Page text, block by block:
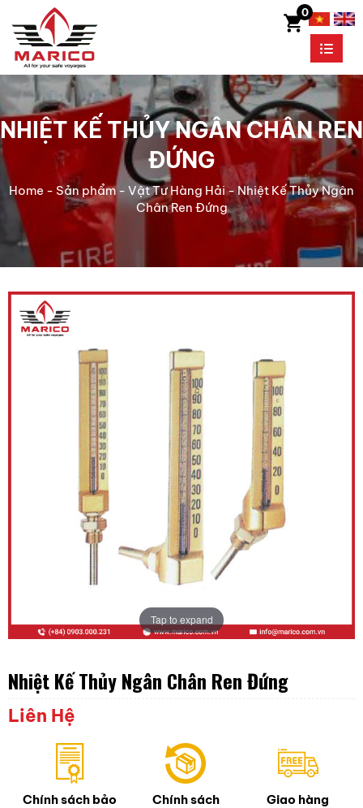
0
NHIỆT KẾ THỦY NGÂN CHÂN REN
ĐỨNG
Home - Sản phẩm- Vật Tư Hàng Hải-Nhiệt Kế Thủy Ngân
Chân Ren Đứng
Tap to expand
Nhiệt Kế Thủy Ngân Chân Ren Đứng
Liên Hệ
Chính sách bảo
Chính sách
Giao hàng